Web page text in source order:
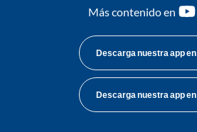
Más contenido en
Descarga nuestra app en
Descarga nuestra app en